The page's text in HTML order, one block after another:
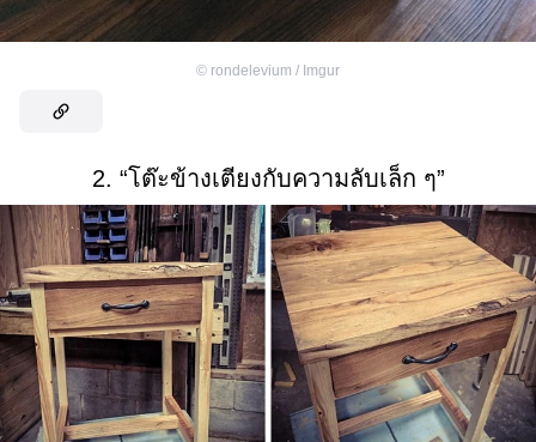
© rondelevium / Imgur
2. “โต๊ะข้างเตียงกับความลับเล็ก ๆ”